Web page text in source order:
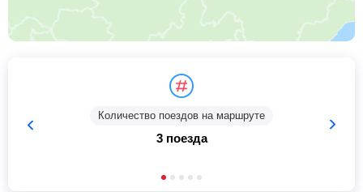
Количество поездов на маршруте
3 поезда